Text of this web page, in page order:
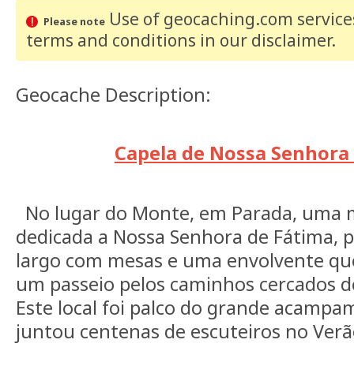
Please noteUse of geocaching.com
terms and conditions in our disclaimer.
Geocache Description:
Capela de Nossa
No lugar do Monte, em Parada, uma
dedicada a Nossa Senhora de Fátima,
largo com mesas e uma envolvente
um passeio pelos caminhos cercados
Este local foi palco do grande
juntou centenas de escuteiros no